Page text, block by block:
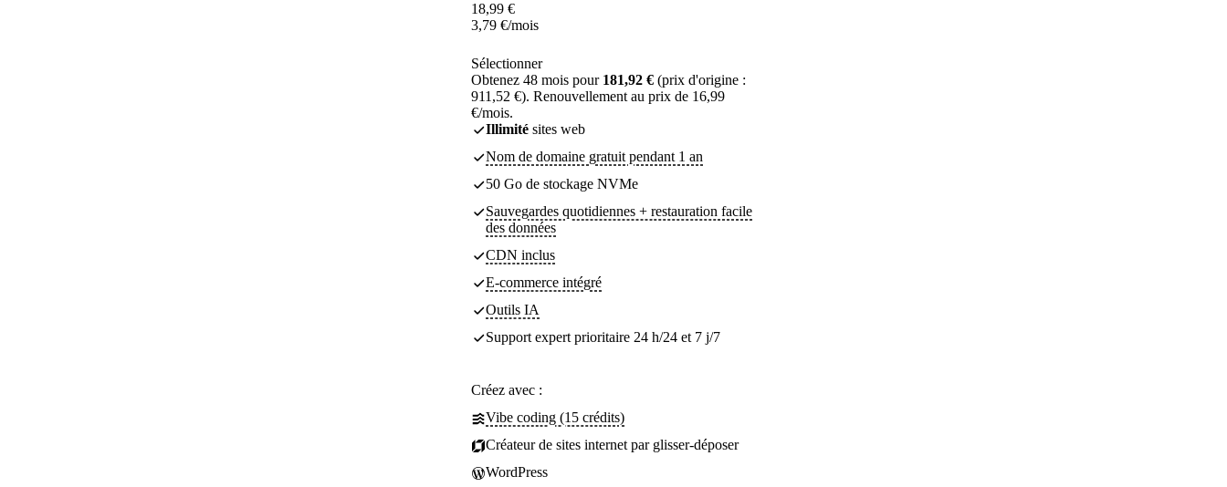
18,99 €
3,79 €/mois
Sélectionner
Obtenez 48 mois pour 181,92 € (prix d'origine :
911,52 €). Renouvellement au prix de 16,99
€/mois.
Illimité sites web
Nom de domaine gratuit pendant 1 an
50 Go de stockage NVMe
Sauvegardes quotidiennes + restauration facile
des données
CDN inclus
E-commerce intégré
Outils IA
Support expert prioritaire 24 h/24 et 7 j/7
Créez avec :
Vibe coding (15 crédits)
Créateur de sites internet par glisser-déposer
WordPress